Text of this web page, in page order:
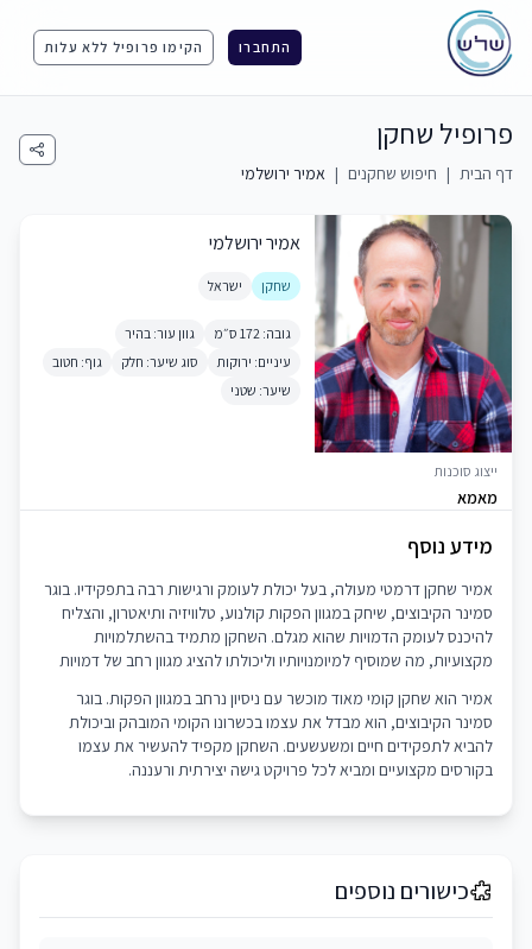
התחברו הקימו פרופיל ללא עלות
פרופיל שחקן
דף הבית | חיפוש שחקנים | אמיר ירושלמי
ייצוג סוכנות
מאמא
אמיר ירושלמי
שחקן ישראל
גובה: 172 ס״מ
גוון עור: בהיר
עיניים: ירוקות
סוג שיער: חלק
גוף: חטוב
שיער: שטני
מידע נוסף
אמיר שחקן דרמטי מעולה, בעל יכולת לעומק ורגישות רבה בתפקידיו. בוגר
סמינר הקיבוצים, שיחק במגוון הפקות קולנוע, טלוויזיה ותיאטרון, והצליח
להיכנס לעומק הדמויות שהוא מגלם. השחקן מתמיד בהשתלמויות
מקצועיות, מה שמוסיף למיומנויותיו וליכולתו להציג מגוון רחב של דמויות
אמיר הוא שחקן קומי מאוד מוכשר עם ניסיון נרחב במגוון הפקות. בוגר
סמינר הקיבוצים, הוא מבדל את עצמו בכשרונו הקומי המובהק וביכולת
להביא לתפקידים חיים ומשעשעים. השחקן מקפיד להעשיר את עצמו
בקורסים מקצועיים ומביא לכל פרויקט גישה יצירתית ורעננה.
כישורים נוספים